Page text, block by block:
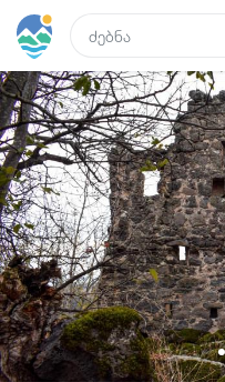
რეგისტრაცია
ტურები
სასტუმროები
ტრანსპორტი